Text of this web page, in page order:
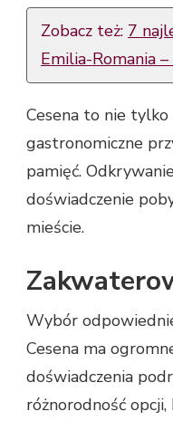
Zobacz też: 7
Emilia-Romania –
Cesena to nie
gastronomiczne
pamięć.
doświadczenie
mieście.
Wybór
Cesena ma
doświadczenia
różnorodność